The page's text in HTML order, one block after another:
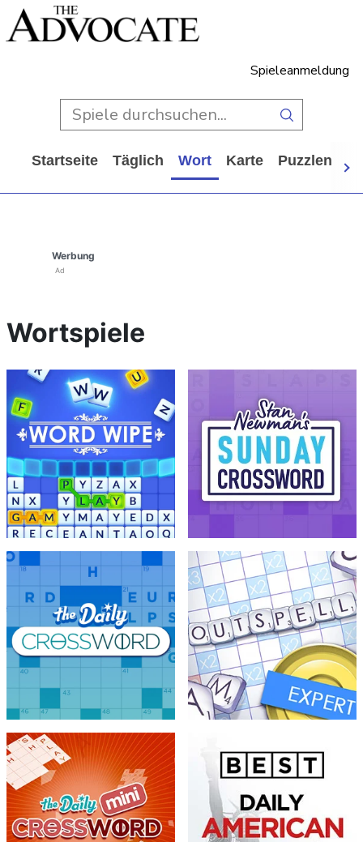
Spieleanmeldung
Startseite Täglich Wort Karte Puzzlen
Werbung
Ad
Wortspiele